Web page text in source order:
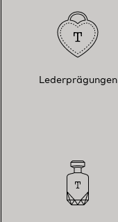
Lederprägungen